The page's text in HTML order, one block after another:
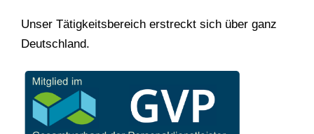
Unser Tätigkeitsbereich erstreckt sich über ganz
Deutschland.